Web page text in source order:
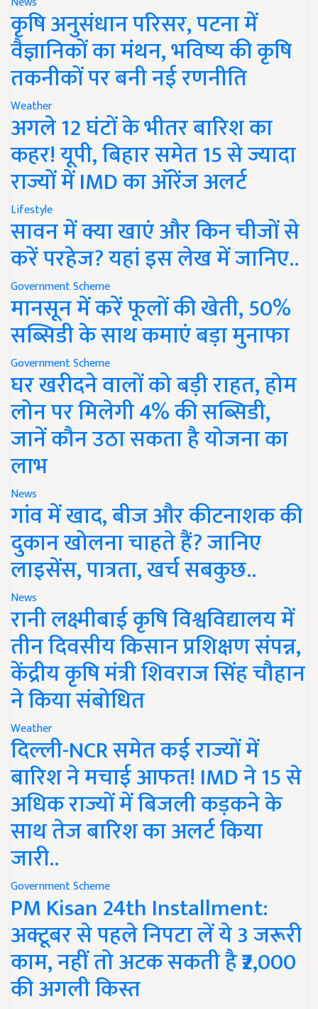
कृषि अनुसंधान परिसर, पटना में
वैज्ञानिकों का मंथन, भविष्य की कृषि
तकनीकों पर बनी नई रणनीति
Weather
अगले 12 घंटों के भीतर बारिश का
कहर! यूपी, बिहार समेत 15 से ज्यादा
राज्यों में IMD का ऑरेंज अलर्ट
Lifestyle
सावन में क्या खाएं और किन चीजों से
करें परहेज? यहां इस लेख में जानिए..
Government Scheme
मानसून में करें फूलों की खेती, 50%
सब्सिडी के साथ कमाएं बड़ा मुनाफा
Government Scheme
घर खरीदने वालों को बड़ी राहत, होम
लोन पर मिलेगी 4% की सब्सिडी,
जानें कौन उठा सकता है योजना का
लाभ
News
गांव में खाद, बीज और कीटनाशक की
दुकान खोलना चाहते हैं? जानिए
लाइसेंस, पात्रता, खर्च सबकुछ..
News
रानी लक्ष्मीबाई कृषि विश्वविद्यालय में
तीन दिवसीय किसान प्रशिक्षण संपन्न,
केंद्रीय कृषि मंत्री शिवराज सिंह चौहान
ने किया संबोधित
Weather
दिल्ली-NCR समेत कई राज्यों में
बारिश ने मचाई आफत! IMD ने 15 से
अधिक राज्यों में बिजली कड़कने के
साथ तेज बारिश का अलर्ट किया
जारी..
Government Scheme
PM Kisan 24th Installment:
अक्टूबर से पहले निपटा लें ये 3 जरूरी
काम, नहीं तो अटक सकती है ₹2,000
की अगली किस्त